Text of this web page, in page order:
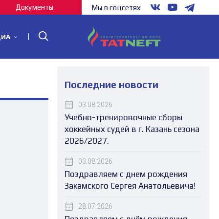
Документы Мы в соцсетях
Последние новости
03.08.2026
Учебно-тренировочные сборы
хоккейных судей в г. Казань сезона
2026/2027.
03.08.2026
Поздравляем с днем рождения
Закамского Сергея Анатольевича!
28.07.2026